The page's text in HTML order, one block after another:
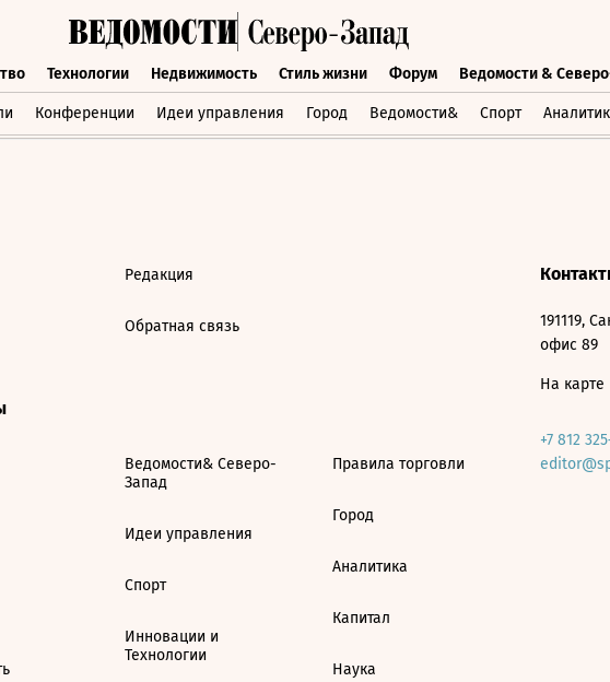
Технологии Недвижимость Стиль жизни Форум Ведомости &
Конференции Идеи управления Город Ведомости& Спорт
Технологии Недвижимость Стиль жизни Форум Ведомости &
Редакция
Обратная связь
Ведомости& Северо-
Запад
Идеи управления
Спорт
Инновации и
Технологии
Правила торговли
Город
Аналитика
Капитал
Наука
191119,
офис 89
На карте
+7 812